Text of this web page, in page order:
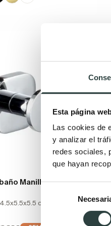
Esta página
Las cookies de
y analizar el
redes sociales,
que hayan
Selección
consentimiento
Manillons Torrent
cm, adhesivo o